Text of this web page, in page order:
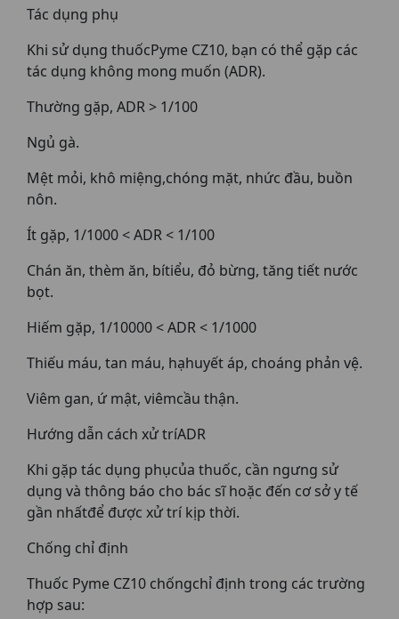
Tác dụng phụ
Khi sử dụng thuốcPyme CZ10, bạn có thể gặp các
tác dụng không mong muốn (ADR).
Thường gặp, ADR > 1/100
Ngủ gà.
Mệt mỏi, khô miệng,chóng mặt, nhức đầu, buồn
nôn.
Ít gặp, 1/1000 < ADR < 1/100
Chán ăn, thèm ăn, bítiểu, đỏ bừng, tăng tiết nước
bọt.
Hiếm gặp, 1/10000 < ADR < 1/1000
Thiếu máu, tan máu, hạhuyết áp, choáng phản vệ.
Viêm gan, ứ mật, viêmcầu thận.
Hướng dẫn cách xử tríADR
Khi gặp tác dụng phụcủa thuốc, cần ngưng sử
dụng và thông báo cho bác sĩ hoặc đến cơ sở y tế
gần nhấtđể được xử trí kịp thời.
Chống chỉ định
Thuốc Pyme CZ10 chốngchỉ định trong các trường
hợp sau: